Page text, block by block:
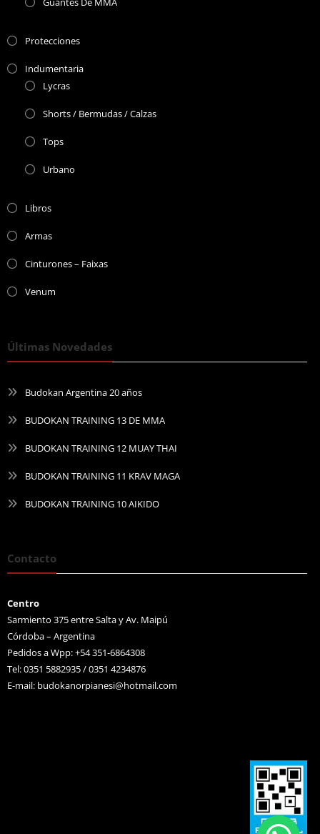
Protecciones
Indumentaria
Lycras
Shorts / Bermudas / Calzas
Tops
Urbano
Libros
Armas
Cinturones – Faixas
Venum
Últimas Novedades
Budokan Argentina 20 años
BUDOKAN TRAINING 13 DE MMA
BUDOKAN TRAINING 12 MUAY THAI
BUDOKAN TRAINING 11 KRAV MAGA
BUDOKAN TRAINING 10 AIKIDO
Contacto
Centro
Sarmiento 375 entre Salta y Av. Maipú
Córdoba – Argentina
Pedidos a Wpp: +54 351-6864308
Tel: 0351 5882935 / 0351 4234876
E-mail: budokanorpianesi@hotmail.com